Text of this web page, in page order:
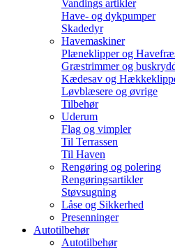
Vandings artikler
Have- og dykpumper
Skadedyr
Havemaskiner
Plæneklipper og
Græstrimmer og
Kædesav og
Løvblæsere og øvrige
Tilbehør
Uderum
Flag og vimpler
Til Terrassen
Til Haven
Rengøring og polering
Rengøringsartikler
Støvsugning
Låse og Sikkerhed
Presenninger
Autotilbehør
Autotilbehør